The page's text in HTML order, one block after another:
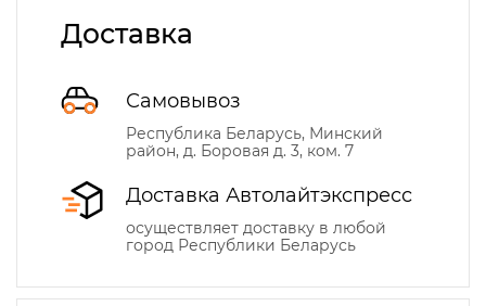
Доставка
Самовывоз
Республика Беларусь, Минский
район, д. Боровая д. 3, ком. 7
Доставка Автолайтэкспресс
осуществляет доставку в любой
город Республики Беларусь